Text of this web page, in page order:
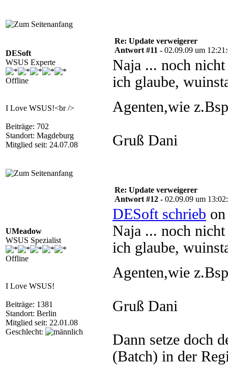
DESoft
WSUS Experte
Offline
I Love WSUS!<br />
Beiträge: 702
Standort: Magdeburg
Mitglied seit: 24.07.08
Re: Update verweigerer
Antwort #11 - 02.09.09 um
Naja ... noch
ich glaube,
Agenten,wie
Gruß Dani
UMeadow
WSUS Spezialist
Offline
I Love WSUS!
Beiträge: 1381
Standort: Berlin
Mitglied seit: 22.01.08
Geschlecht:
Re: Update verweigerer
Antwort #12 - 02.09.09 um
DESoft schrieb
Naja ... noch
ich glaube,
Agenten,wie
Gruß Dani
Dann setze doch
(Batch) in der